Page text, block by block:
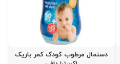
دستمال مرطوب کودک کمر باریک